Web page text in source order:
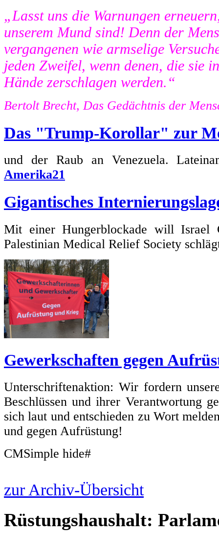
„Lasst uns die Warnungen
unserem Mund sind! Denn der
vergangenen wie armselige
jeden Zweifel, wenn denen, die sie
Hände zerschlagen werden.“
Bertolt Brecht, Das Gedächtnis der
Das "Trump-Korollar" zur
und der Raub an Venezuela.
Amerika21
Gigantisches
Mit einer Hungerblockade will Israel
Palestinian Medical Relief Society
Gewerkschaften gegen
Unterschriftenaktion: Wir fordern
Beschlüssen und ihrer Verantwortung
sich laut und entschieden zu Wort
und gegen Aufrüstung!
CMSimple hide#
zur Archiv-Übersicht
Rüstungshaushalt: